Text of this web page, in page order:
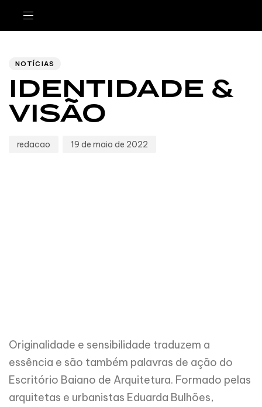
NOTÍCIAS
IDENTIDADE &
VISÃO
redacao 19 de maio de 2022
Originalidade e sensibilidade traduzem a
essência e são também palavras de ação do
Escritório Baiano de Arquitetura. Formado pelas
arquitetas e urbanistas Eduarda Bulhões,